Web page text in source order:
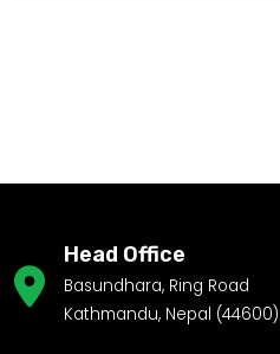
Head Office
Basundhara, Ring Road
Kathmandu, Nepal (44600)